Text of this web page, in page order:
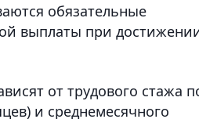
обязательные
выплаты при
от трудового стажа
и среднемесячного